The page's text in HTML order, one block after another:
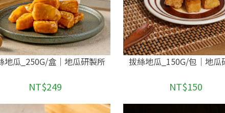
地瓜_250G/盒｜地瓜研製所
NT$249
拔絲地瓜_150G/包｜地瓜
NT$150